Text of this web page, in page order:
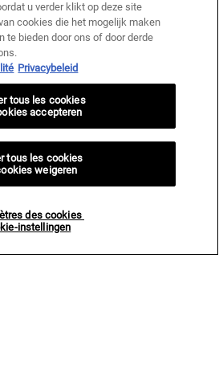
u verder klikt op deze site
cookies die het mogelijk maken
te bieden door ons of door derde
Privacybeleid
des cookies
instellingen
tous les cookies
weigeren
tous les cookies
accepteren